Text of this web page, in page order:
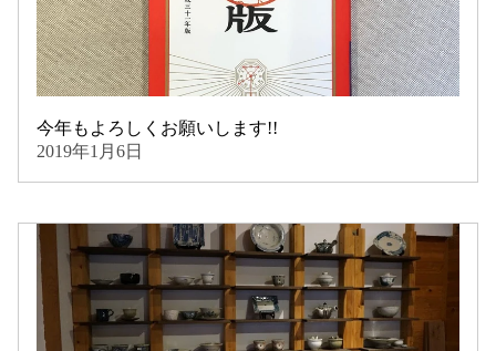
今年もよろしくお願いします!!
2019年1月6日